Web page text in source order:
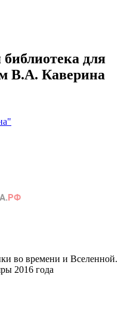
для
В.А. Каверина
во времени и Вселенной.
2016 года